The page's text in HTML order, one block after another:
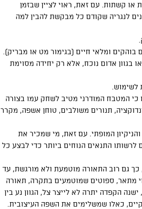
או קשתות. עם זאת, ראוי לציין שבזמן
לנגריה שקודם כל מבקשת להבין למה
ומלאי חיים (בגימור מט או מבריק).
בגוון אדום נוכח, אלא רק יחידה מסוימת
לשימוש.
כי המטבח המודרני מטיב לשחק עמו בצורה
תנורים משולבים, טוחן אשפה, מקרר
המופתי. עם זאת, מי שמכיר את
לרשותו התנאים הנוחים ביותר כדי לבצע כל
גם רוב התאורה מוטמעת ולא מורגשת, עד
מתאר, ספוטים שמוטמעים בתקרה, תאורה
הקפדה יתרה לא לייצר צל, הגוון נע בין
כאלו שמשלימים את השפה העיצובית.